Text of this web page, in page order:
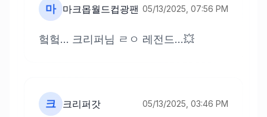
마 마크몹월드컵광팬 05/13/2025, 07:56 PM
헠헠... 크리퍼님 ㄹㅇ 레전드...💥
크 크리퍼갓 05/13/2025, 03:46 PM